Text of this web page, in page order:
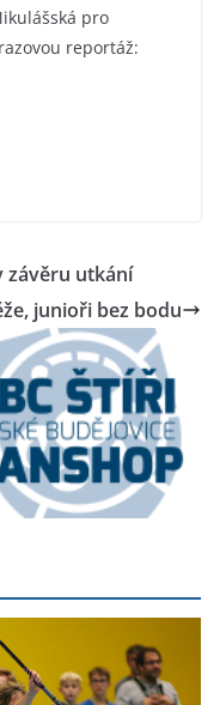
pro
reportáž:
závěru utkání
junioři bez bodu